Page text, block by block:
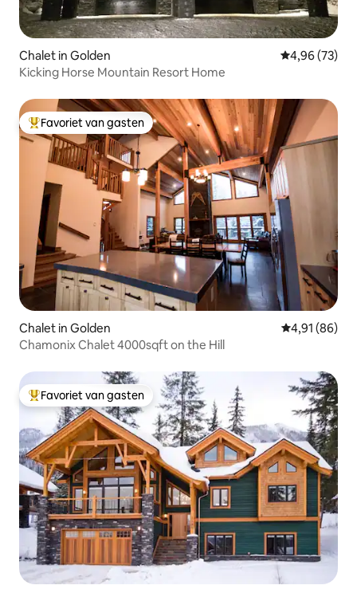
Chalet in Golden Gemiddelde
4,96 (73)
Kicking Horse Mountain Resort Home
Topfavoriet van gasten
Favoriet van gasten
Chalet in Golden Gemiddelde
4,91 (86)
Chamonix Chalet 4000sqft on the Hill
Topfavoriet van gasten
Favoriet van gasten